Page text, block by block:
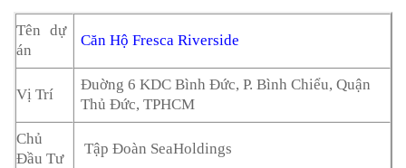
Tên dự
án
Căn Hộ Fresca Riverside
Vị Trí
Ðuờng 6 KDC Bình Ðức, P. Bình Chiểu, Quận
Thủ Ðức, TPHCM
Chủ
Đầu Tư
Tập Đoàn SeaHoldings